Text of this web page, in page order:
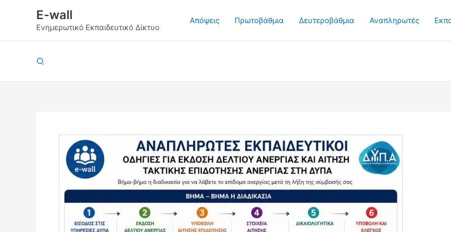
περιεχόμενο
E-wall
Ενημερωτικό Εκπαιδευτικό Δίκτυο
Απόψεις Πρωτοβάθμια Δευτεροβάθμια Αναπληρωτές
Αναζήτηση